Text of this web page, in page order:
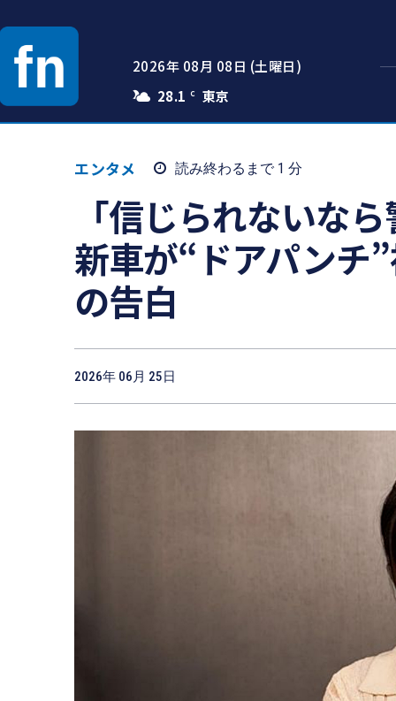
2026年 08月 08日 (土曜日)
28.1 C
エンタメ 読み終わるまで 1 分
「信じられないな
新車が“ドアパンチ
の告白
2026年 06月 25日